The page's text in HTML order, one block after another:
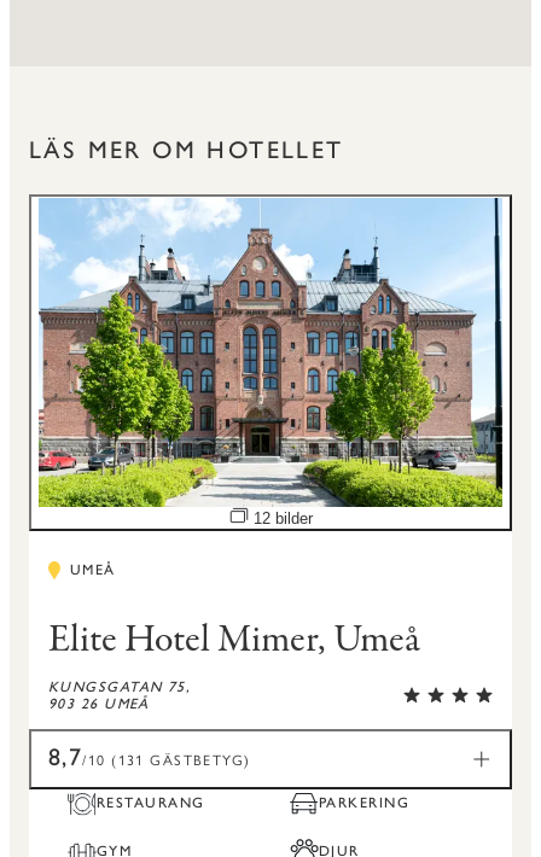
LÄS MER OM HOTELLET
Öppna bildspel
12 bilder
UMEÅ
Elite Hotel Mimer, Umeå
KUNGSGATAN 75,
903 26 UMEÅ
8,7/10 (131 GÄSTBETYG)
RESTAURANG PARKERING
GYM DJUR